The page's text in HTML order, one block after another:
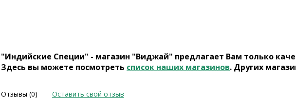
"Индийские Специи" - магазин "Виджай" предлагает Вам только
Здесь вы можете посмотреть список наших магазинов. Других
Отзывы (0) Оставить свой отзыв